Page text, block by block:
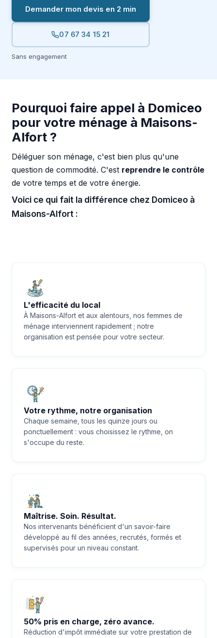
Demander mon devis en 2 min
07 67 34 15 21
Sans engagement
Pourquoi faire appel à Domiceo
pour votre ménage à Maisons-
Alfort ?
Déléguer son ménage, c'est bien plus qu'une
question de commodité. C'est reprendre le contrôle
de votre temps et de votre énergie.
Voici ce qui fait la différence chez Domiceo à
Maisons-Alfort :
L'efficacité du local
À Maisons-Alfort et aux alentours, nos femmes de
ménage interviennent rapidement ; notre
organisation est pensée pour votre secteur.
Votre rythme, notre organisation
Chaque semaine, tous les quinze jours ou
ponctuellement : vous choisissez le rythme, on
s'occupe du reste.
Maîtrise. Soin. Résultat.
Nos intervenants bénéficient d'un savoir-faire
développé au fil des années, recrutés, formés et
supervisés pour un niveau constant.
50% pris en charge, zéro avance.
Réduction d'impôt immédiate sur votre prestation de